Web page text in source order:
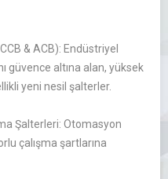
& ACB): Endüstriyel
güvence altına alan, yüksek
yeni nesil şalterler.
Şalterleri: Otomasyon
çalışma şartlarına